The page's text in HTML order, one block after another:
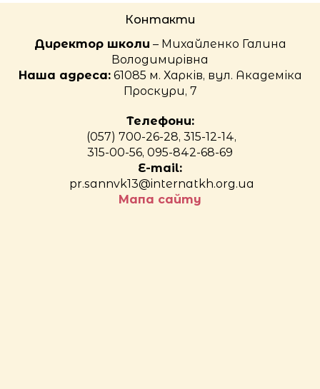
Контакти
Директор школи – Михайленко Галина
Володимирівна
Наша адреса:61085 м. Харків, вул. Академіка
Проскури, 7
Телефони:
(057) 700-26-28, 315-12-14,
315-00-56, 095-842-68-69
E-mail:
pr.sannvk13@internatkh.org.ua
Мапа сайту